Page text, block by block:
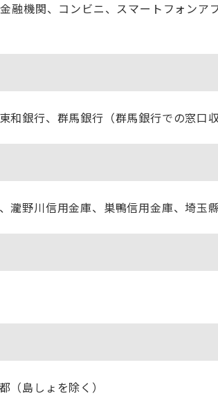
融機関、コンビニ、スマートフォン
銀行、群馬銀行（群馬銀行での窓口
瀧野川信用金庫、巣鴨信用金庫、埼玉
島しょを除く）